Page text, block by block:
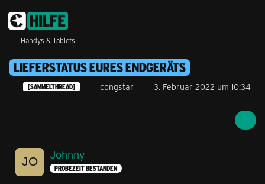
Handys & Tablets
LIEFERSTATUS EURES ENDGERÄTS
[SAMMELTHREAD] congstar 3. Februar 2022 um 10:34
Johnny
PROBEZEIT BESTANDEN